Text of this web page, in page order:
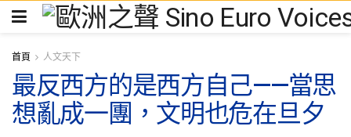
首頁 人文天下
最反西方的是西方自己——當思
想亂成一團，文明也危在旦夕